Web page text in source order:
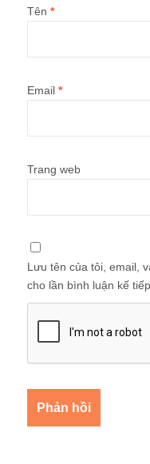
Tên *
Email *
Trang web
Lưu tên của tôi, email,
cho lần bình luận kế